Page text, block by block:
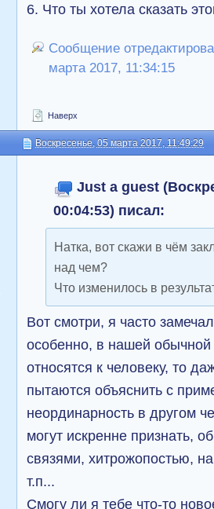
6. Что ты хотела сказать
Сообщение
марта 2017, 11:34:15
Наверх
Воскресенье, 05 марта 2017, 11:49:29
Just a guest
00:04:53) писал:
Натка, вот скажи в чём
над чем?
Что изменилось в
Вот смотри, я часто
особенно, в нашей обычной
относятся к человеку, то
пытаются объяснить с
неординарность в другом
могут искренне признать,
связями, хитрожопостью,
т.п...
Смогу ли я тебе что-то